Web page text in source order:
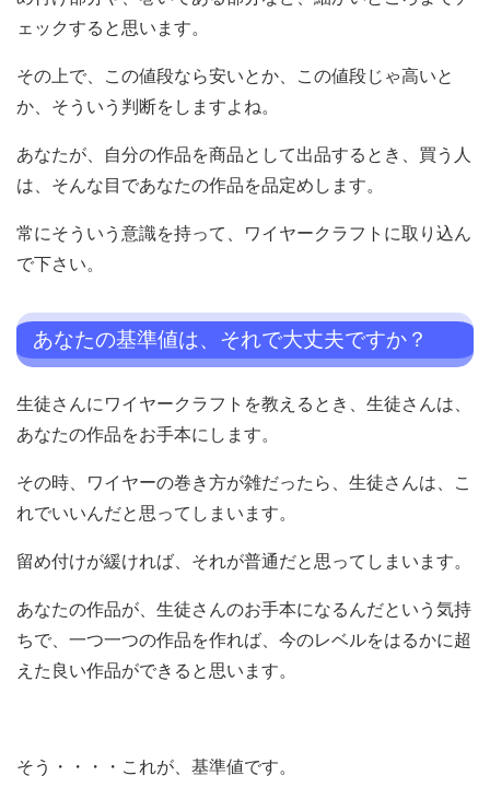
ェックすると思います。
その上で、この値段なら安いとか、この値段じゃ高いと
か、そういう判断をしますよね。
あなたが、自分の作品を商品として出品するとき、買う人
は、そんな目であなたの作品を品定めします。
常にそういう意識を持って、ワイヤークラフトに取り込ん
で下さい。
あなたの基準値は、それで大丈夫ですか？
生徒さんにワイヤークラフトを教えるとき、生徒さんは、
あなたの作品をお手本にします。
その時、ワイヤーの巻き方が雑だったら、生徒さんは、こ
れでいいんだと思ってしまいます。
留め付けが緩ければ、それが普通だと思ってしまいます。
あなたの作品が、生徒さんのお手本になるんだという気持
ちで、一つ一つの作品を作れば、今のレベルをはるかに超
えた良い作品ができると思います。
そう・・・・これが、基準値です。